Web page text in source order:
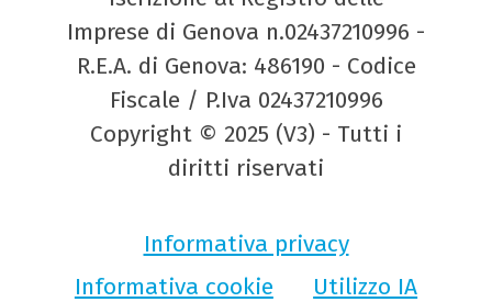
Imprese di Genova n.02437210996 -
R.E.A. di Genova: 486190 - Codice
Fiscale / P.Iva 02437210996
Copyright © 2025 (V3) - Tutti i
diritti riservati
Informativa privacy
Informativa cookie
Utilizzo IA